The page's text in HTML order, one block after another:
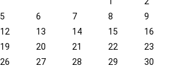
5 6 7 8
9
12 13 14 15
16
19 20 21 22
23
26 27 28 29
30